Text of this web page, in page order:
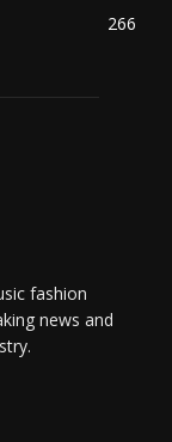
266
fashion
news and